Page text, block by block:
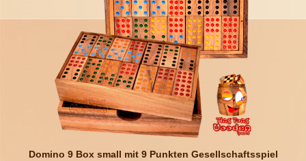
Domino 9 Box small mit 9 Punkten Gesellschaftsspiel